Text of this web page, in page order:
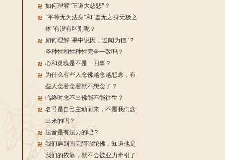
如何理解“正道大慈悲”？
“平等无为法身”和“虚无之身无极之
体”有没有区别呢？
如何理解“果中说因，过闻为信”？
圣种性和性种性完全一致吗？
心和灵魂是不是一回事？
为什么有些人念佛越念越想念，有
些人念着念着就不想念了？
临终时念不出佛能不能往生？
名号是自己主动而来，不是我们念
出来的吗？
法音是有法力的吧？
我们遇到南无阿弥陀佛，知道他是
我们的依靠，就不会被业力牵引了